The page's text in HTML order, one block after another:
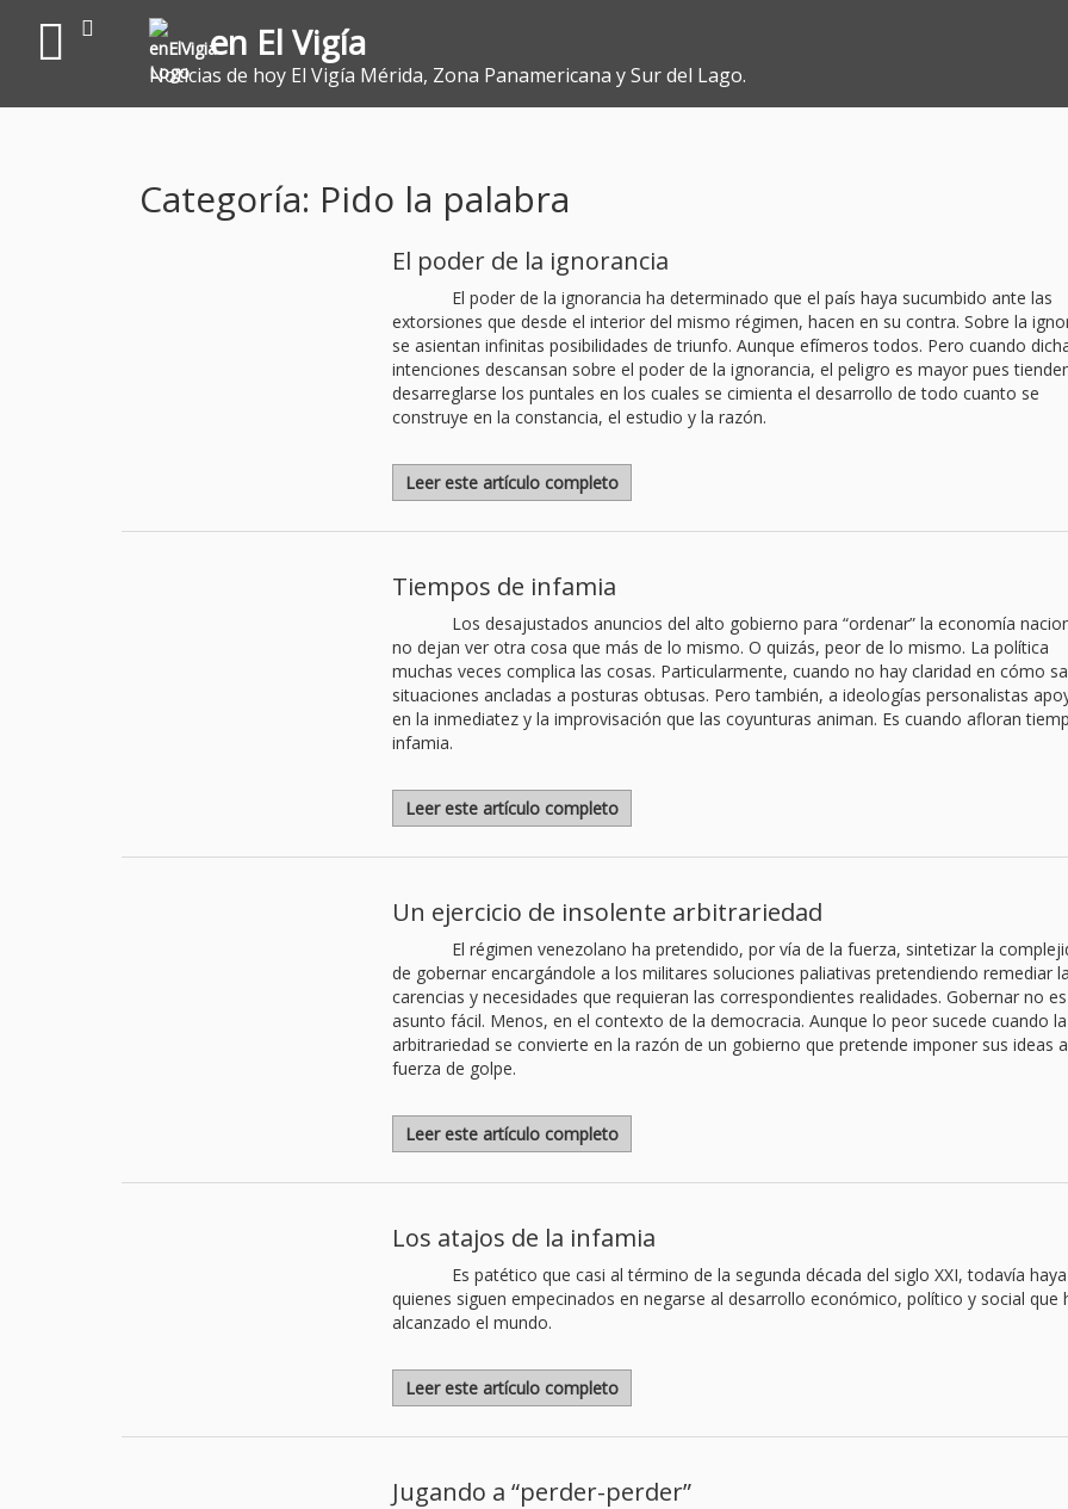
en El Vigía
Noticias de hoy El Vigía Mérida, Zona Panamericana y Sur del Lago.
Categoría: Pido la palabra
El poder de la ignorancia
El poder de la ignorancia ha determinado que el país haya sucumbido ante las
extorsiones que desde el interior del mismo régimen, hacen en su contra. Sobre la
se asientan infinitas posibilidades de triunfo. Aunque efímeros todos. Pero cuando
intenciones descansan sobre el poder de la ignorancia, el peligro es mayor pues
desarreglarse los puntales en los cuales se cimienta el desarrollo de todo cuanto se
construye en la constancia, el estudio y la razón.
Leer este artículo completo
Tiempos de infamia
Los desajustados anuncios del alto gobierno para “ordenar” la economía
no dejan ver otra cosa que más de lo mismo. O quizás, peor de lo mismo. La política
muchas veces complica las cosas. Particularmente, cuando no hay claridad en cómo
situaciones ancladas a posturas obtusas. Pero también, a ideologías personalistas
en la inmediatez y la improvisación que las coyunturas animan. Es cuando afloran
infamia.
Leer este artículo completo
Un ejercicio de insolente arbitrariedad
El régimen venezolano ha pretendido, por vía de la fuerza, sintetizar la
de gobernar encargándole a los militares soluciones paliativas pretendiendo remediar
carencias y necesidades que requieran las correspondientes realidades. Gobernar no es
asunto fácil. Menos, en el contexto de la democracia. Aunque lo peor sucede cuando la
arbitrariedad se convierte en la razón de un gobierno que pretende imponer sus ideas a
fuerza de golpe.
Leer este artículo completo
Los atajos de la infamia
Es patético que casi al término de la segunda década del siglo XXI, todavía haya
quienes siguen empecinados en negarse al desarrollo económico, político y social que
alcanzado el mundo.
Leer este artículo completo
Jugando a “perder-perder”